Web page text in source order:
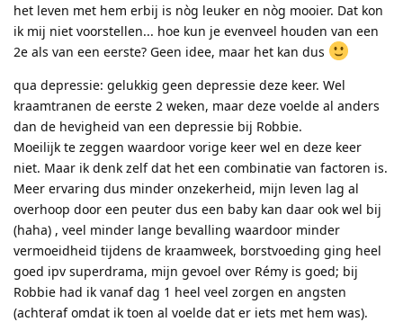
het leven met hem erbij is nòg leuker en nòg mooier. Dat kon
ik mij niet voorstellen... hoe kun je evenveel houden van een
2e als van een eerste? Geen idee, maar het kan dus
qua depressie: gelukkig geen depressie deze keer. Wel
kraamtranen de eerste 2 weken, maar deze voelde al anders
dan de hevigheid van een depressie bij Robbie.
Moeilijk te zeggen waardoor vorige keer wel en deze keer
niet. Maar ik denk zelf dat het een combinatie van factoren is.
Meer ervaring dus minder onzekerheid, mijn leven lag al
overhoop door een peuter dus een baby kan daar ook wel bij
(haha) , veel minder lange bevalling waardoor minder
vermoeidheid tijdens de kraamweek, borstvoeding ging heel
goed ipv superdrama, mijn gevoel over Rémy is goed; bij
Robbie had ik vanaf dag 1 heel veel zorgen en angsten
(achteraf omdat ik toen al voelde dat er iets met hem was).